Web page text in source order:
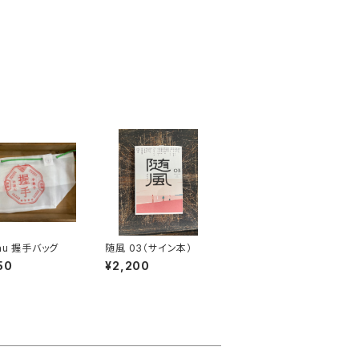
握手バッグ 随風 03（サイン本）
¥2,200